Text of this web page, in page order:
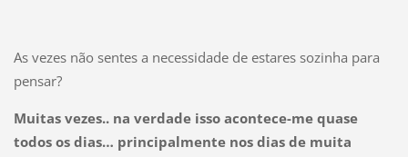
As vezes não sentes a necessidade de estares sozinha para
pensar?
Muitas vezes.. na verdade isso acontece-me quase
todos os dias… principalmente nos dias de muita